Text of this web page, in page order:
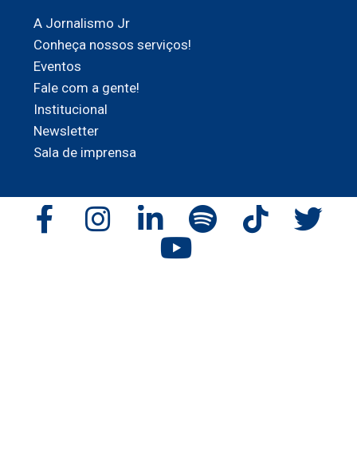
A Jornalismo Jr
Conheça nossos serviços!
Eventos
Fale com a gente!
Institucional
Newsletter
Sala de imprensa